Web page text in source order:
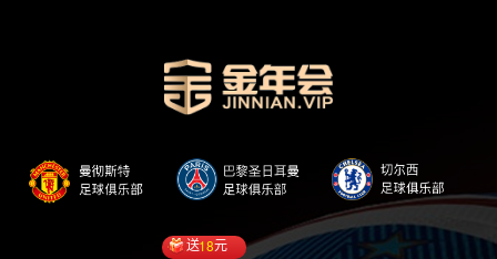
送18元